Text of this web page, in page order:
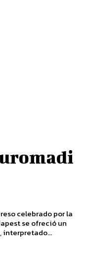
celebrado por la
se ofreció un
interpretado...